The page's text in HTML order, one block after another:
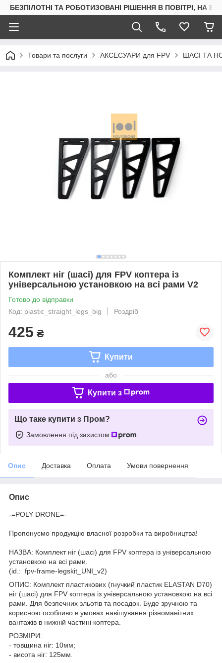
БЕЗПІЛОТНІ ТА РОБОТИЗОВАНІ РІШЕННЯ В ПОВІТРІ, НА
Товари та послуги АКСЕСУАРИ для FPV ШАСІ ТА
Комплект ніг (шасі) для FPV коптера із
універсальною установкою на всі рами V2
Готово до відправки
Код: plastic_straight_legs_big
Роздріб
425 ₴
Купити
або
Купити з
Що таке купити з Пром?
Замовлення під захистом
Опис Доставка Оплата Умови повернення
Опис
-=POLY DRONE=-
Пропонуємо продукцію власної розробки та виробництва!
НАЗВА: Комплект ніг (шасі) для FPV коптера із універсальною
установкою на всі рами.
(id.: fpv-frame-legskit_UNI_v2)
ОПИС: Комплект пластикових (гнучкий пластик ELASTAN D70)
ніг (шасі) для FPV коптера із універсальною установкою на всі
рами. Для безпечних зльотів та посадок. Буде зручною та
корисною особливо в умовах навішування різноманітних
вантажів в нижній частині коптера.
РОЗМІРИ:
- товщина ніг: 10мм;
- висота ніг: 125мм.